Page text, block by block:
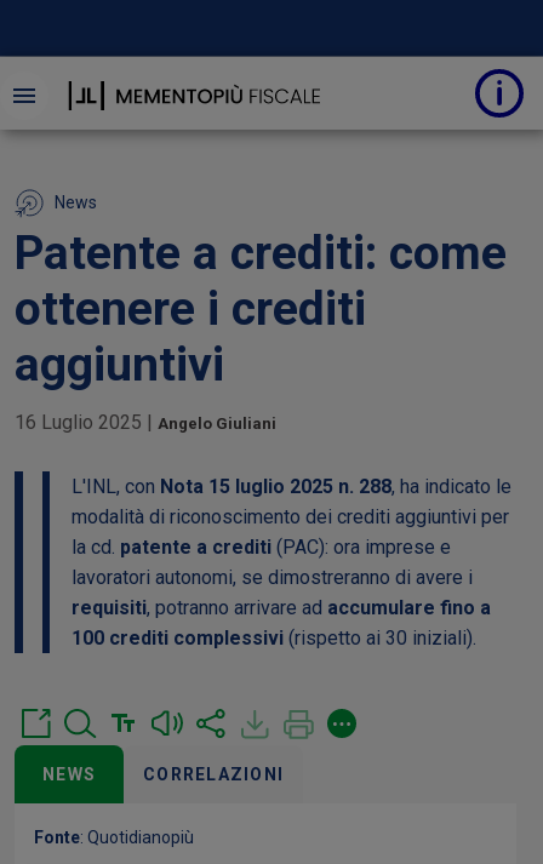
News
Patente a crediti: come
ottenere i crediti
aggiuntivi
16 Luglio 2025 | Angelo Giuliani
L'INL, con Nota 15 luglio 2025 n. 288, ha indicato le
modalità di riconoscimento dei crediti aggiuntivi per
la cd. patente a crediti (PAC): ora imprese e
lavoratori autonomi, se dimostreranno di avere i
requisiti, potranno arrivare ad accumulare fino a
100 crediti complessivi (rispetto ai 30 iniziali).
NEWS CORRELAZIONI
Fonte: Quotidianopiù